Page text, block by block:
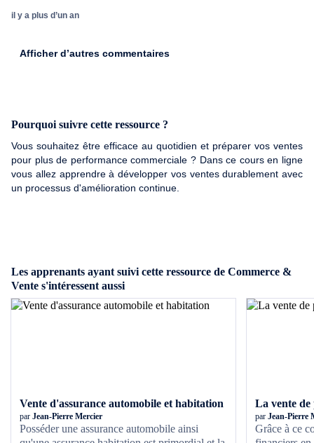
il y a plus d’un an
Afficher d’autres commentaires
Pourquoi suivre cette ressource ?
Vous souhaitez être efficace au quotidien et préparer vos ventes
pour plus de performance commerciale ? Dans ce cours en ligne
vous allez apprendre à développer vos ventes durablement avec
un processus d'amélioration continue.
Les apprenants ayant suivi cette ressource de Commerce &
Vente s'intéressent aussi
Vente d'assurance automobile et habitation
par Jean-Pierre Mercier
Posséder une assurance automobile ainsi
La vente
par Jean-Pierre
Grâce à ce